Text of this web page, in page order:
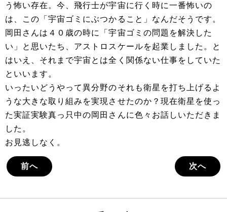
う怖い存在。今、飛行士が宇宙に行く時に一番怖いの
は、この「宇宙ゴミにぶつかること」なんだそうです。
岡田さんは４０歳の時に「宇宙ゴミの問題を解決した
い」と思いたち、アストロスケールを起業しました。と
はいえ、それまで宇宙とは全く関係ない仕事をしていた
といいます。
いったいどうやって異分野のそれも衛星を打ち上げるよ
うな大きな取り組みを実現させたのか？現在衛星を使っ
た実証実験真っ只中の岡田さんに色々お話しいただきま
した。
お見逃しなく。
前へ 次へ